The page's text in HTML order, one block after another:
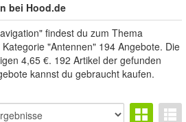
bei Hood.de
findest du zum Thema
"Antennen" 194 Angebote. Die
4,65 €. 192 Artikel der gefunden
kannst du gebraucht kaufen.